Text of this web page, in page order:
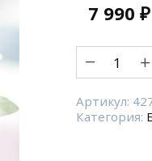
7 990 ₽
товара
букет
с
Артикул:
Категория: